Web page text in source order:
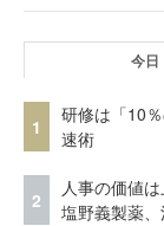
今日
1
研修は「10
速術
2
人事の価値
塩野義製薬、